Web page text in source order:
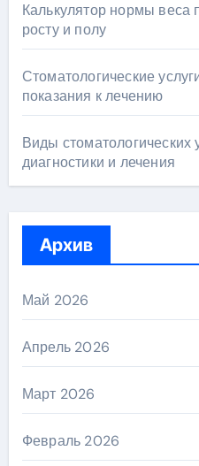
Калькулятор нормы веса
росту и полу
Стоматологические
показания к лечению
Виды стоматологических
диагностики и лечения
Архив
Май 2026
Апрель 2026
Март 2026
Февраль 2026